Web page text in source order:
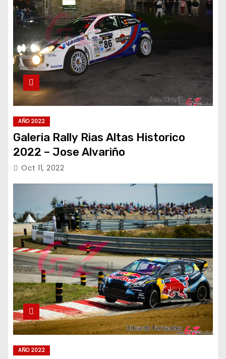
AÑO 2022
Galeria Rally Rias Altas Historico
2022 – Jose Alvariño
Oct 11, 2022
AÑO 2022